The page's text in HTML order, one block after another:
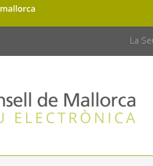
La